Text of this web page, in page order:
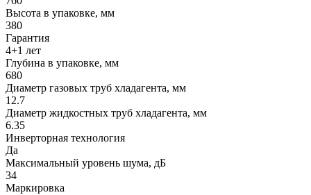
Высота в упаковке, мм
380
Гарантия
4+1 лет
Глубина в упаковке, мм
680
Диаметр газовых труб хладагента, мм
12.7
Диаметр жидкостных труб хладагента, мм
6.35
Инверторная технология
Да
Максимальный уровень шума, дБ
34
Маркировка